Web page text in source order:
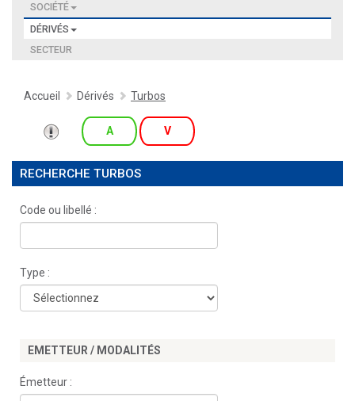
SOCIÉTÉ
DÉRIVÉS
SECTEUR
Accueil Dérivés Turbos
A V
RECHERCHE TURBOS
Code ou libellé :
Type :
EMETTEUR / MODALITÉS
Émetteur :